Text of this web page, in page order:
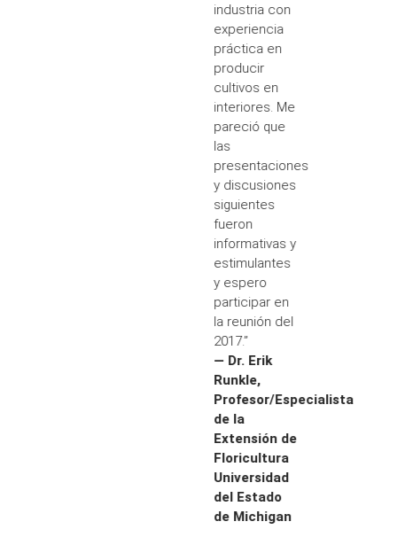
industria con
experiencia
práctica en
producir
cultivos en
interiores. Me
pareció que
las
presentaciones
y discusiones
siguientes
fueron
informativas y
estimulantes
y espero
participar en
la reunión del
2017.”
— Dr. Erik
Runkle,
Profesor/Especialista
de la
Extensión de
Floricultura
Universidad
del Estado
de Michigan